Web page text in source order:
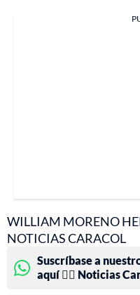
WILLIAM MORENO
NOTICIAS CARACOL
Suscríbase a
aquí 👉🏻 Noticias